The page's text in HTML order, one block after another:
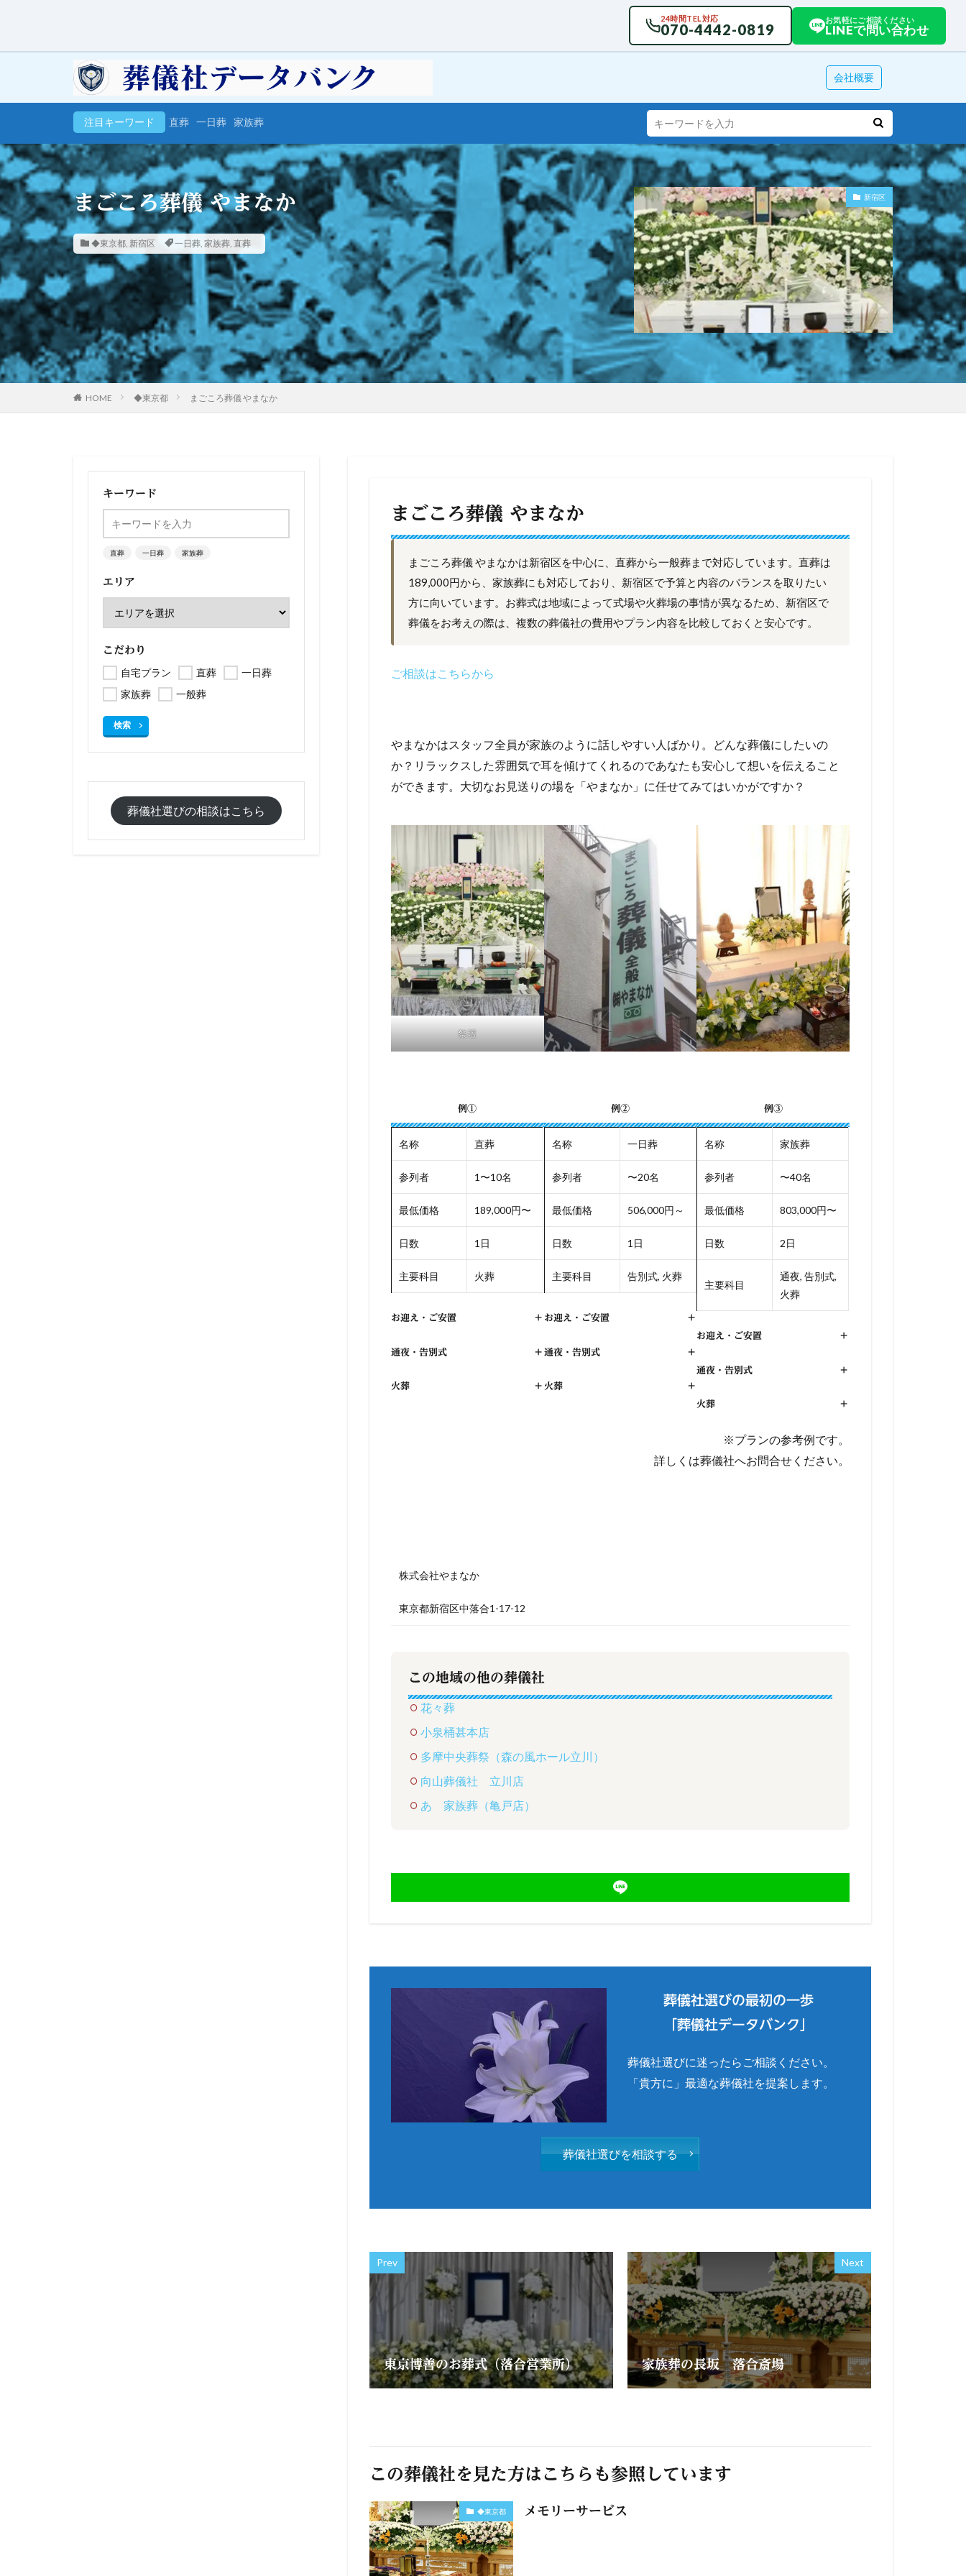
24時間TEL対応
070-4442-0819
お気軽にご相談ください
LINEで問い合わせ
会社概要
注目キーワード 直葬 一日葬 家族葬
まごころ葬儀 やまなか
◆東京都, 新宿区 一日葬, 家族葬, 直葬
新宿区
HOME ◆東京都 まごころ葬儀 やまなか
まごころ葬儀 やまなか
まごころ葬儀 やまなかは新宿区を中心に、直葬から一般葬まで対応しています。直葬は
189,000円から、家族葬にも対応しており、新宿区で予算と内容のバランスを取りたい
方に向いています。お葬式は地域によって式場や火葬場の事情が異なるため、新宿区で
葬儀をお考えの際は、複数の葬儀社の費用やプラン内容を比較しておくと安心です。
ご相談はこちらから
やまなかはスタッフ全員が家族のように話しやすい人ばかり。どんな葬儀にしたいの
か？リラックスした雰囲気で耳を傾けてくれるのであなたも安心して想いを伝えること
ができます。大切なお見送りの場を「やまなか」に任せてみてはいかがですか？
祭壇
例①
名称 直葬
参列者 1〜10名
最低価格 189,000円〜
日数 1日
主要科目 火葬
お迎え・ご安置 +
通夜・告別式 +
火葬 +
例②
名称 一日葬
参列者 〜20名
最低価格 506,000円～
日数 1日
主要科目 告別式, 火葬
お迎え・ご安置 +
通夜・告別式 +
火葬 +
例③
名称 家族葬
参列者 〜40名
最低価格 803,000円〜
日数 2日
主要科目
通夜, 告別式,
火葬
お迎え・ご安置 +
通夜・告別式 +
火葬 +
※プランの参考例です。
詳しくは葬儀社へお問合せください。
株式会社やまなか
東京都新宿区中落合1-17-12
この地域の他の葬儀社
花々葬
小泉桶甚本店
多摩中央葬祭（森の風ホール立川）
向山葬儀社 立川店
あゝ家族葬（亀戸店）
葬儀社選びの最初の一歩
「葬儀社データバンク」
葬儀社選びに迷ったらご相談ください。
「貴方に」最適な葬儀社を提案します。
葬儀社選びを相談する
Prev
東京博善のお葬式（落合営業所）
Next
家族葬の長坂 落合斎場
この葬儀社を見た方はこちらも参照しています
◆東京都 メモリーサービス
キーワード
直葬 一日葬 家族葬
エリア
こだわり
自宅プラン 直葬
一日葬
家族葬
一般葬
検索
葬儀社選びの相談はこちら